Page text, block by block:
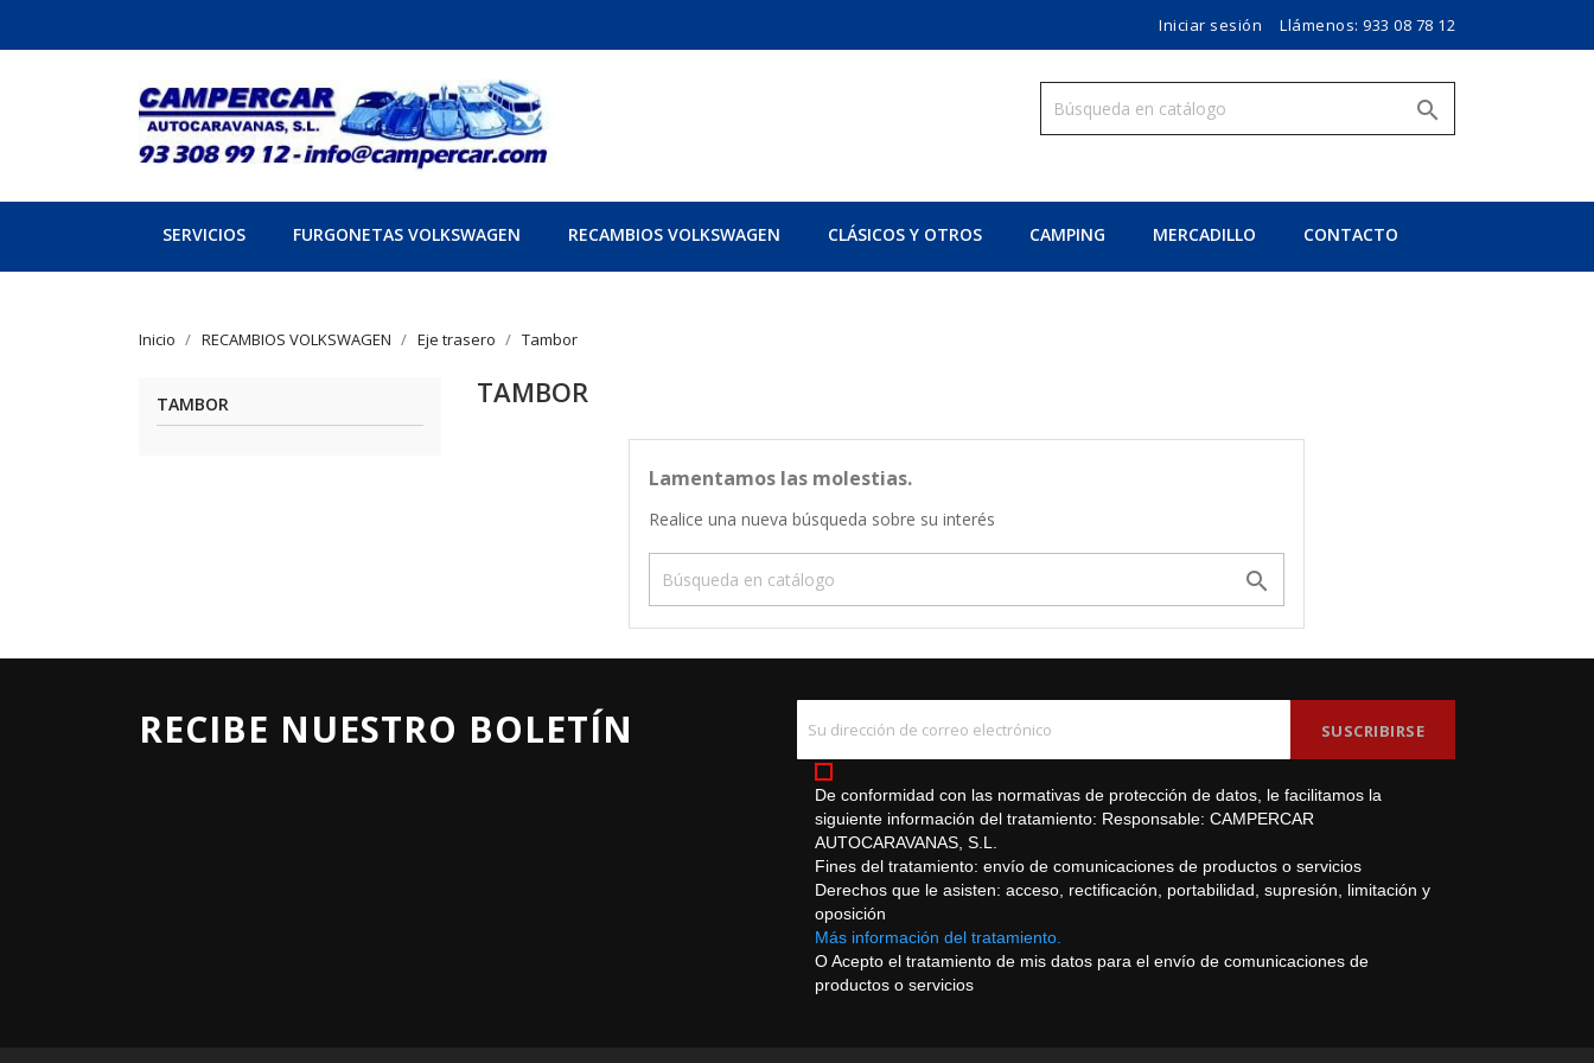
Iniciar sesión Llámenos: 933 08 78 12

SERVICIOS FURGONETAS VOLKSWAGEN RECAMBIOS VOLKSWAGEN CLÁSICOS Y OTROS CAMPING MERCADILLO CONTACTO
Inicio RECAMBIOS VOLKSWAGEN Eje trasero Tambor
TAMBOR TAMBOR
Lamentamos las molestias.
Realice una nueva búsqueda sobre su interés

RECIBE NUESTRO BOLETÍN
De conformidad con las normativas de protección de datos, le facilitamos la
siguiente información del tratamiento: Responsable: CAMPERCAR
AUTOCARAVANAS, S.L.
Fines del tratamiento: envío de comunicaciones de productos o servicios
Derechos que le asisten: acceso, rectificación, portabilidad, supresión, limitación y
oposición
Más información del tratamiento.
O Acepto el tratamiento de mis datos para el envío de comunicaciones de
productos o servicios